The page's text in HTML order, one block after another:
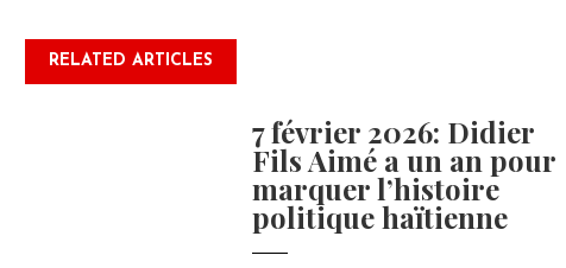
RELATED ARTICLES
7 février 2026: Didier
Fils Aimé a un an pour
marquer l’histoire
politique haïtienne